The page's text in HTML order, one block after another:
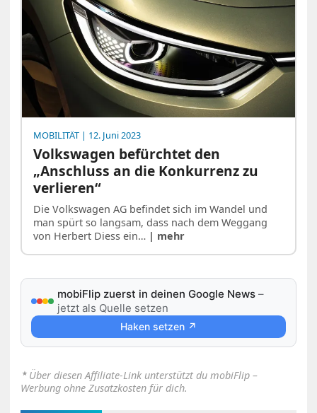
MOBILITÄT | 12. Juni 2023
Volkswagen befürchtet den
„Anschluss an die Konkurrenz zu
verlieren“
Die Volkswagen AG befindet sich im Wandel und
man spürt so langsam, dass nach dem Weggang
von Herbert Diess ein… | mehr
mobiFlip zuerst in deinen Google News –
jetzt als Quelle setzen
Haken setzen ↗
⋆ Über diesen Affiliate-Link unterstützt du mobiFlip –
Werbung ohne Zusatzkosten für dich.